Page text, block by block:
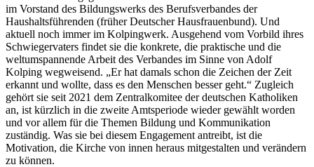
im Vorstand des Bildungswerks des Berufsverbandes der
Haushaltsführenden (früher Deutscher Hausfrauenbund). Und
aktuell noch immer im Kolpingwerk. Ausgehend vom Vorbild ihres
Schwiegervaters findet sie die konkrete, die praktische und die
weltumspannende Arbeit des Verbandes im Sinne von Adolf
Kolping wegweisend. „Er hat damals schon die Zeichen der Zeit
erkannt und wollte, dass es den Menschen besser geht.“ Zugleich
gehört sie seit 2021 dem Zentralkomitee der deutschen Katholiken
an, ist kürzlich in die zweite Amtsperiode wieder gewählt worden
und vor allem für die Themen Bildung und Kommunikation
zuständig. Was sie bei diesem Engagement antreibt, ist die
Motivation, die Kirche von innen heraus mitgestalten und verändern
zu können.